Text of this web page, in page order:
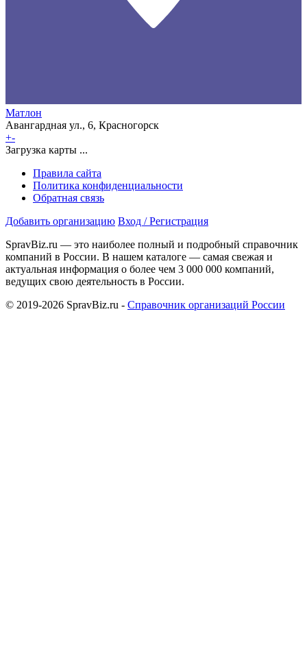
Матлон
Авангардная ул., 6, Красногорск
+-
Загрузка карты ...
Правила сайта
Политика конфиденциальности
Обратная связь
Добавить организацию Вход / Регистрация
SpravBiz.ru — это наиболее полный и подробный справочник
компаний в России. В нашем каталоге — самая свежая и
актуальная информация о более чем 3 000 000 компаний,
ведущих свою деятельность в России.
© 2019-2026 SpravBiz.ru - Справочник организаций России